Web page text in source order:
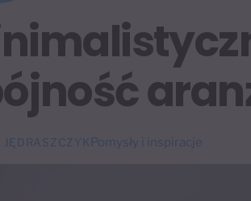
JĘDRASZCZYK Pomysły i inspiracje